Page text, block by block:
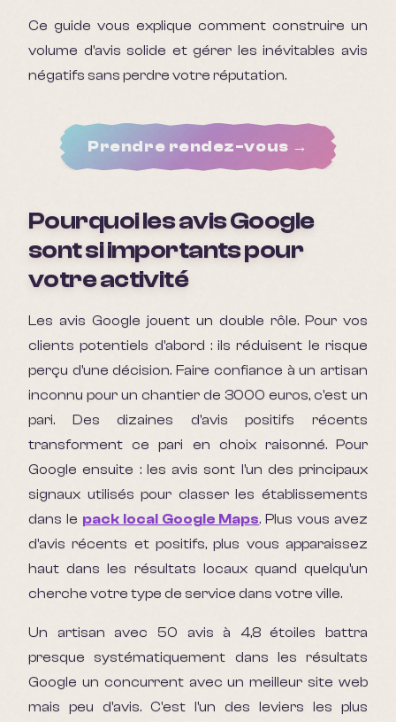
Ce guide vous explique comment construire un
volume d'avis solide et gérer les inévitables avis
négatifs sans perdre votre réputation.
Prendre rendez-vous →
Pourquoi les avis Google
sont si importants pour
votre activité
Les avis Google jouent un double rôle. Pour vos
clients potentiels d'abord : ils réduisent le risque
perçu d'une décision. Faire confiance à un artisan
inconnu pour un chantier de 3000 euros, c'est un
pari. Des dizaines d'avis positifs récents
transforment ce pari en choix raisonné. Pour
Google ensuite : les avis sont l'un des principaux
signaux utilisés pour classer les établissements
dans le pack local Google Maps. Plus vous avez
d'avis récents et positifs, plus vous apparaissez
haut dans les résultats locaux quand quelqu'un
cherche votre type de service dans votre ville.
Un artisan avec 50 avis à 4,8 étoiles battra
presque systématiquement dans les résultats
Google un concurrent avec un meilleur site web
mais peu d'avis. C'est l'un des leviers les plus